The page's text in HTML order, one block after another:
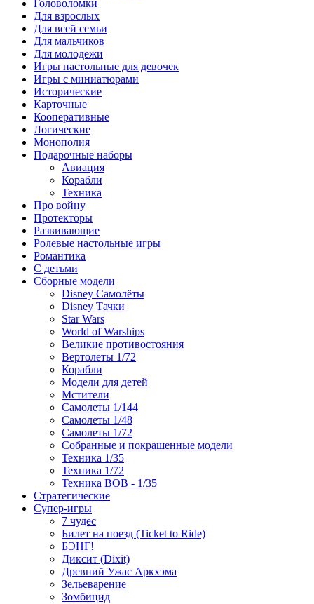
Головоломки
Для взрослых
Для всей семьи
Для мальчиков
Для молодежи
Игры настольные для девочек
Игры с миниатюрами
Исторические
Карточные
Кооперативные
Логические
Монополия
Подарочные наборы
Авиация
Корабли
Техника
Про войну
Протекторы
Развивающие
Ролевые настольные игры
Романтика
С детьми
Сборные модели
Disney Самолёты
Disney Тачки
Star Wars
World of Warships
Великие противостояния
Вертолеты 1/72
Корабли
Модели для детей
Мстители
Самолеты 1/144
Самолеты 1/48
Самолеты 1/72
Собранные и покрашенные модели
Техника 1/35
Техника 1/72
Техника ВОВ - 1/35
Стратегические
Супер-игры
7 чудес
Билет на поезд (Ticket to Ride)
БЭНГ!
Диксит (Dixit)
Древний Ужас Аркхэма
Зельеварение
Зомбицид